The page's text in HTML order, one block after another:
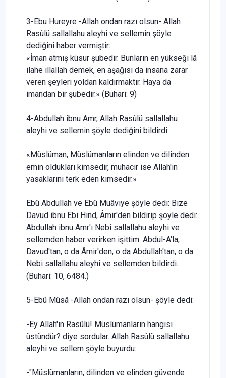
3-Ebu Hureyre -Allah ondan razı olsun- Allah
Rasûlü sallallahu aley­hi ve sellemin şöyle
dediğini haber vermiştir:
«İman atmış küsur şubedir. Bunların en yükseği lâ
ilahe illallah demek, en aşağısı da insana zarar
veren şeyleri yoldan kaldırmaktır. Haya da
imandan bir şubedir.» (Buhari: 9)
4-Abdullah ibnu Amr, Allah Rasûlü sallallahu
aleyhi ve sellemin şöy­le dediğini bildirdi:
«Müslüman, Müslümanların elinden ve dilinden
emin oldukları kimsedir, muhacir ise Allah'ın
yasaklarını terk eden kimsedir.»
Ebû Abdullah ve Ebû Muâviye şöyle dedi: Bize
Davud ibnu Ebi Hind, Âmir'den bildirip şöyle dedi:
Abdullah ibnu Amr'ı Nebi sallallahu aleyhi ve
sellem­den haber verirken işittim. Abdul-A'la,
Davud'tan, o da Âmir'den, o da Abdullah'tan, o da
Nebi sallallahu aleyhi ve sellemden bildirdi.
(Buhari: 10, 6484.)
5-Ebû Mûsâ -Allah ondan razı olsun- şöyle dedi:
-Ey Allah'ın Rasûlü! Müslümanların hangisi
üstündür? diye sordular. Allah Rasûlü sallallahu
aleyhi ve sellem şöyle buyurdu:
-"Müslümanların, dilinden ve elinden güvende